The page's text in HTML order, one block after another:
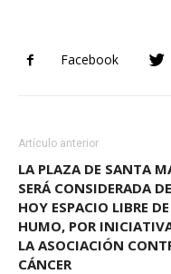
Facebook
Artículo anterior
LA PLAZA DE SANTA
SERÁ CONSIDERADA
HOY ESPACIO LIBRE DE
HUMO, POR
LA ASOCIACIÓN
CÁNCER